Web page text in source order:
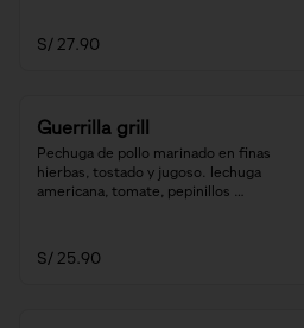
S/ 27.90
Guerrilla grill
Pechuga de pollo marinado en finas
hierbas, tostado y jugoso. lechuga
americana, tomate, pepinillos
S/ 25.90